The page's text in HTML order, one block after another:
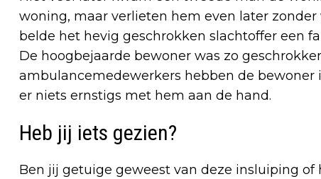
woning, maar verlieten hem even later
belde het hevig geschrokken slachtoffer een
De hoogbejaarde bewoner was zo
ambulancemedewerkers hebben de
er niets ernstigs met hem aan de hand.
Heb jij iets gezien?
Ben jij getuige geweest van deze insluiping